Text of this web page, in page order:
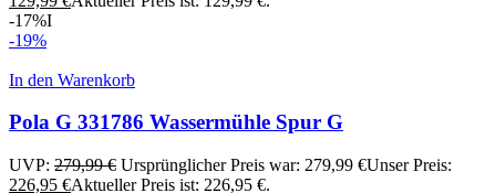
-17%I
-19%
In den Warenkorb
Pola G 331786 Wassermühle Spur G
UVP: 279,99€ Ursprünglicher Preis war: 279,99 €Unser Preis:
226,95 €Aktueller Preis ist: 226,95 €.